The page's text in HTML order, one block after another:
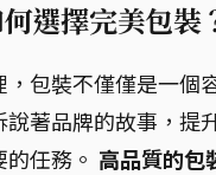
選擇完美包裝
包裝不僅僅是一個
著品牌的故事，提
任務。 高品質的包